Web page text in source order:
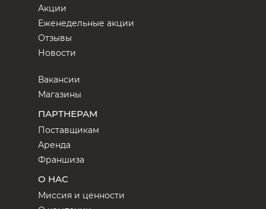
Акции
Еженедельные акции
Отзывы
Новости
Вакансии
Магазины
ПАРТНЕРАМ
Поставщикам
Аренда
Франшиза
О НАС
Миссия и ценности